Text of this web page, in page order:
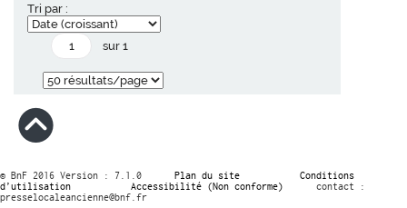
Tri par :
sur 1
© BnF 2016 Version : 7.1.0 Plan du site
Conditions
d’utilisation
Accessibilité (Non conforme)
contact :
presselocaleancienne@bnf.fr